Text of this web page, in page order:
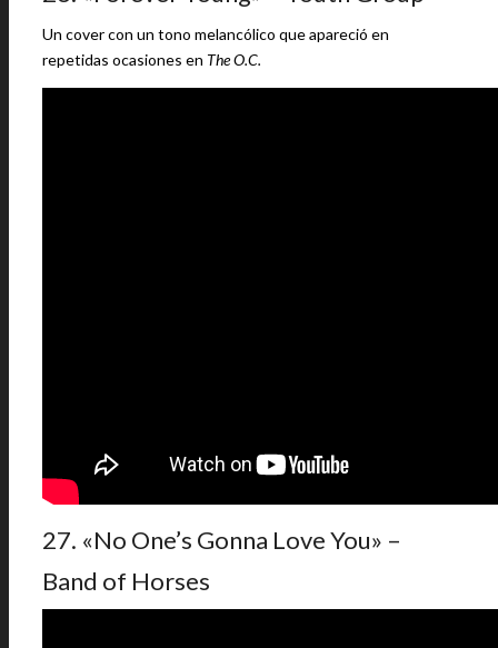
Un cover con un tono melancólico que apareció en
repetidas ocasiones en The O.C.
27. «No One’s Gonna Love You» –
Band of Horses